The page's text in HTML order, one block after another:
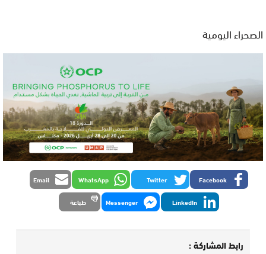
الصحراء اليومية
Facebook
Twitter
WhatsApp
Email
LinkedIn
Messenger طباعة
رابط المشاركة :